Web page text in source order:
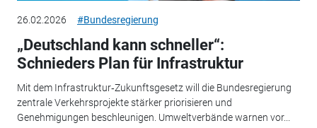
26.02.2026 #Bundesregierung
„Deutschland kann schneller“:
Schnieders Plan für Infrastruktur
Mit dem Infrastruktur‑Zukunftsgesetz will die Bundesregierung
zentrale Verkehrsprojekte stärker priorisieren und
Genehmigungen beschleunigen. Umweltverbände warnen vor...